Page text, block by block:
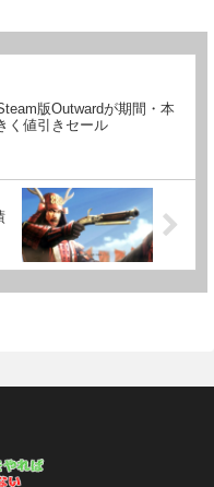
版Outwardが期間・本
く値引きセール